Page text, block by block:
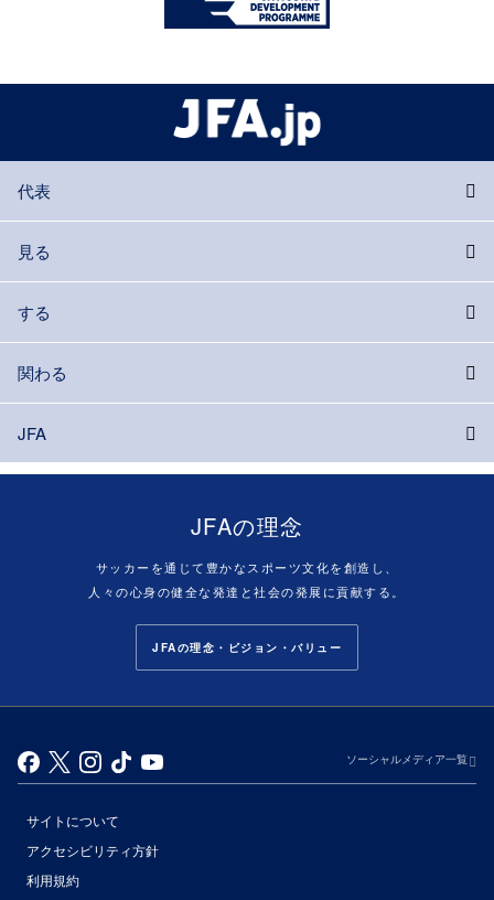
代表
見る
する
関わる
JFA
JFAの理念
サッカーを通じて豊かなスポーツ文化を創造し、
人々の心身の健全な発達と社会の発展に貢献する。
JFAの理念・ビジョン・バリュー
ソーシャルメディア一覧
サイトについて
アクセシビリティ方針
利用規約